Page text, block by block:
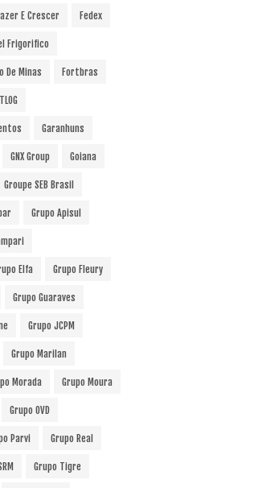
E Crescer Fedex
Frigorifico
De Minas Fortbras
Garanhuns
GNX Group Goiana
Groupe SEB Brasil
Grupo Apisul
Elfa Grupo Fleury
Grupo Guaraves
Grupo JCPM
Grupo Marilan
Morada Grupo Moura
Grupo OVD
Parvi Grupo Real
Grupo Tigre